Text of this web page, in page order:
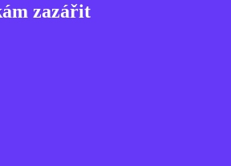
zazářit